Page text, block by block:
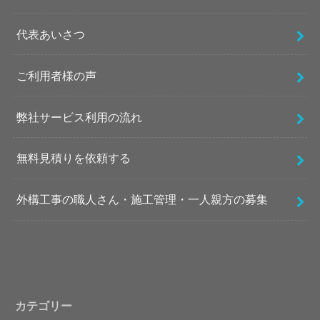
代表あいさつ
ご利用者様の声
弊社サービス利用の流れ
無料見積りを依頼する
外構工事の職人さん・施工管理・一人親方の募集
カテゴリー